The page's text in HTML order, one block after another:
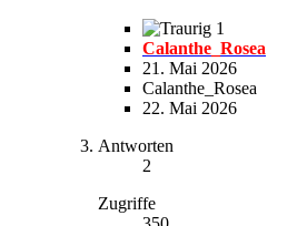
1
Calanthe_Rosea
21. Mai 2026
Calanthe_Rosea
22. Mai 2026
Antworten
2
Zugriffe